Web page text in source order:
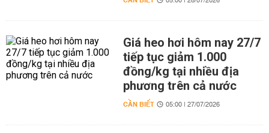
Giá heo hơi hôm nay 27/7
tiếp tục giảm 1.000
đồng/kg tại nhiều địa
phương trên cả nước
CẦN BIẾT 05:00 | 27/07/2026